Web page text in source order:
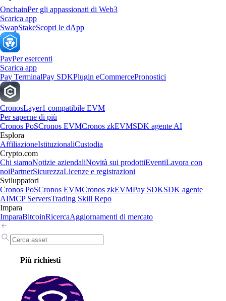
OnchainPer gli appassionati di Web3
Scarica app
SwapStakeScopri le dApp
PayPer esercenti
Scarica app
Pay TerminalPay SDKPlugin eCommercePronostici
CronosLayer1 compatibile EVM
Per saperne di più
Cronos PoSCronos EVMCronos zkEVMSDK agente AI
Esplora
AffiliazioneIstituzionaliCustodia
Crypto.com
Chi siamoNotizie aziendaliNovità sui prodottiEventiLavora con
noiPartnerSicurezzaLicenze e registrazioni
Sviluppatori
Cronos PoSCronos EVMCronos zkEVMPay SDKSDK agente
AIMCP ServersTrading Skill Repo
Impara
ImparaBitcoinRicercaAggiornamenti di mercato
Più richiesti